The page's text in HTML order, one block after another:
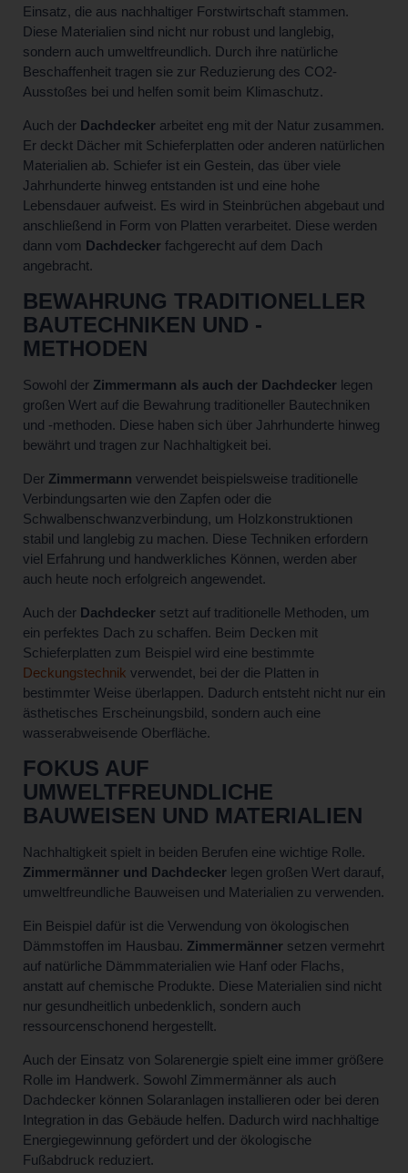
Einsatz, die aus nachhaltiger Forstwirtschaft stammen.
Diese Materialien sind nicht nur robust und langlebig,
sondern auch umweltfreundlich. Durch ihre natürliche
Beschaffenheit tragen sie zur Reduzierung des CO2-
Ausstoßes bei und helfen somit beim Klimaschutz.
Auch der Dachdecker arbeitet eng mit der Natur zusammen.
Er deckt Dächer mit Schieferplatten oder anderen natürlichen
Materialien ab. Schiefer ist ein Gestein, das über viele
Jahrhunderte hinweg entstanden ist und eine hohe
Lebensdauer aufweist. Es wird in Steinbrüchen abgebaut und
anschließend in Form von Platten verarbeitet. Diese werden
dann vom Dachdecker fachgerecht auf dem Dach
angebracht.
BEWAHRUNG TRADITIONELLER
BAUTECHNIKEN UND -
METHODEN
Sowohl der Zimmermann als auch der Dachdecker legen
großen Wert auf die Bewahrung traditioneller Bautechniken
und -methoden. Diese haben sich über Jahrhunderte hinweg
bewährt und tragen zur Nachhaltigkeit bei.
Der Zimmermann verwendet beispielsweise traditionelle
Verbindungsarten wie den Zapfen oder die
Schwalbenschwanzverbindung, um Holzkonstruktionen
stabil und langlebig zu machen. Diese Techniken erfordern
viel Erfahrung und handwerkliches Können, werden aber
auch heute noch erfolgreich angewendet.
Auch der Dachdecker setzt auf traditionelle Methoden, um
ein perfektes Dach zu schaffen. Beim Decken mit
Schieferplatten zum Beispiel wird eine bestimmte
Deckungstechnik verwendet, bei der die Platten in
bestimmter Weise überlappen. Dadurch entsteht nicht nur ein
ästhetisches Erscheinungsbild, sondern auch eine
wasserabweisende Oberfläche.
FOKUS AUF
UMWELTFREUNDLICHE
BAUWEISEN UND MATERIALIEN
Nachhaltigkeit spielt in beiden Berufen eine wichtige Rolle.
Zimmermänner und Dachdecker legen großen Wert darauf,
umweltfreundliche Bauweisen und Materialien zu verwenden.
Ein Beispiel dafür ist die Verwendung von ökologischen
Dämmstoffen im Hausbau. Zimmermänner setzen vermehrt
auf natürliche Dämmmaterialien wie Hanf oder Flachs,
anstatt auf chemische Produkte. Diese Materialien sind nicht
nur gesundheitlich unbedenklich, sondern auch
ressourcenschonend hergestellt.
Auch der Einsatz von Solarenergie spielt eine immer größere
Rolle im Handwerk. Sowohl Zimmermänner als auch
Dachdecker können Solaranlagen installieren oder bei deren
Integration in das Gebäude helfen. Dadurch wird nachhaltige
Energiegewinnung gefördert und der ökologische
Fußabdruck reduziert.